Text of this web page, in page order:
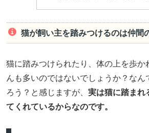
猫が飼い主を踏みつけるのは仲間
猫に踏みつけられたり、体の上を歩か
んも多いのではないでしょうか？なん
ろう？と感じますが、 実は猫に踏まれ
てくれているからなのです。